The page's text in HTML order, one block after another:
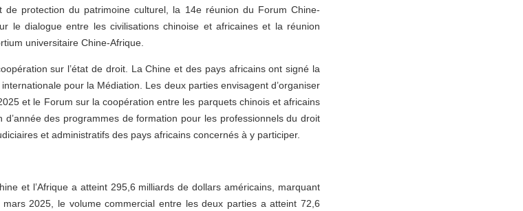
de protection du patrimoine culturel, la 14e réunion du Forum Chine-
le dialogue entre les civilisations chinoise et africaines et la réunion
universitaire Chine-Afrique.
sur l’état de droit. La Chine et des pays africains ont signé la
pour la Médiation. Les deux parties envisagent d’organiser
et le Forum sur la coopération entre les parquets chinois et africains
des programmes de formation pour les professionnels du droit
et administratifs des pays africains concernés à y participer.
et l’Afrique a atteint 295,6 milliards de dollars américains, marquant
2025, le volume commercial entre les deux parties a atteint 72,6